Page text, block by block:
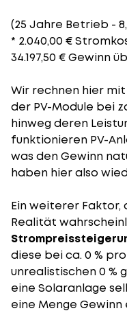
(25 Jahre Betrieb -
* 2.040,00 €
34.197,50 € Gewinn
Wir rechnen hier mit
der PV-Module bei
hinweg deren
funktionieren PV-
was den Gewinn
haben hier also
Ein weiterer Faktor,
Realität
diese bei ca. 0 %
unrealistischen 0 %
eine Solaranlage
eine Menge